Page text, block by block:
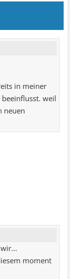
in meiner
weil
neuen
moment